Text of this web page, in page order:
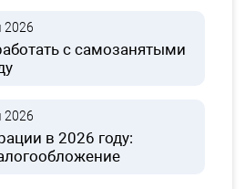
2026
с самозанятыми
2026
в 2026 году: